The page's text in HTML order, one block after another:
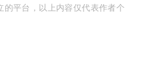
平台，以上内容仅代表作者个